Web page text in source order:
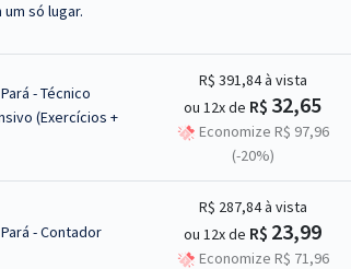
só lugar.
- Técnico
(Exercícios +
R$ 391,84à vista
ou 12x de R$ 32,65
Economize R$ 97,96
(-20%)
- Contador
R$ 287,84à vista
ou 12x de R$ 23,99
Economize R$ 71,96